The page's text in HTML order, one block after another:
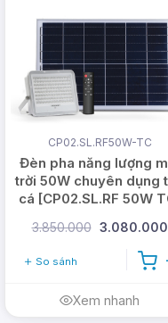
CP02.SL.RF50W-TC
Đèn pha năng lượng
trời 50W chuyên dụng
cá [CP02.SL.RF 50W
3.850.000 3.080.000
So sánh
Xem nhanh